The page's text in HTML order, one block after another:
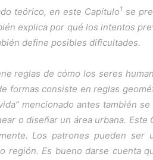
teórico, en este Capítulo1 se
explica por qué los intentos
define posibles dificultades.
reglas de cómo los seres
formas consiste en reglas
mencionado antes también
o diseñar un área urbana. Este
Los patrones pueden ser
región. Es bueno darse cuenta